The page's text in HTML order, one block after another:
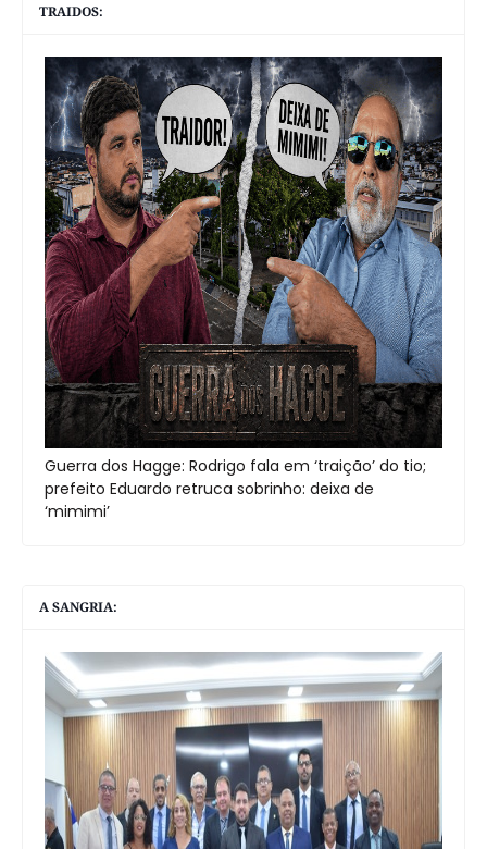
TRAIDOS:
Guerra dos Hagge: Rodrigo fala em ‘traição’ do tio;
prefeito Eduardo retruca sobrinho: deixa de
‘mimimi’
A SANGRIA: